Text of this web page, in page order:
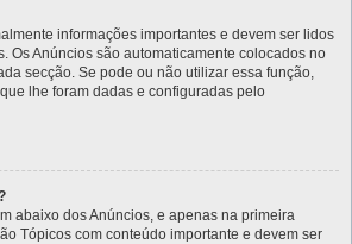
informações importantes e devem ser lidos
Os Anúncios são automaticamente colocados no
secção. Se pode ou não utilizar essa função,
lhe foram dadas e configuradas pelo
abaixo dos Anúncios, e apenas na primeira
Tópicos com conteúdo importante e devem ser